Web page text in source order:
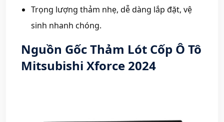
Trọng lượng thảm nhẹ, dễ dàng lắp đặt, vệ
sinh nhanh chóng.
Nguồn Gốc Thảm Lót Cốp Ô Tô
Mitsubishi Xforce 2024